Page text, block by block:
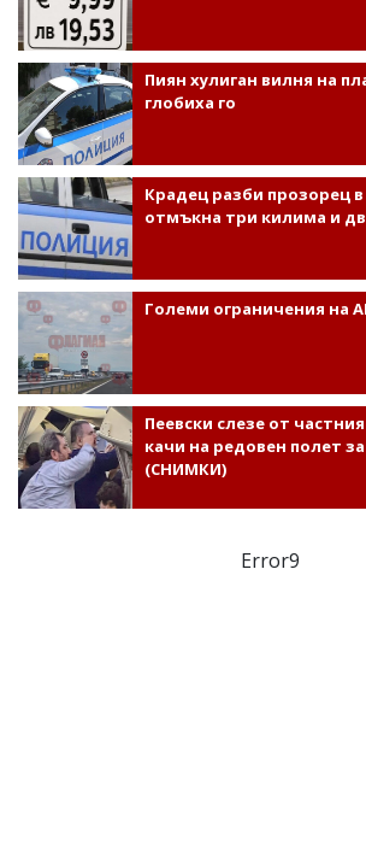
Пиян хулиган вилня на
глобиха го
Крадец разби прозорец
отмъкна три килима и
Големи ограничения на
Пеевски слезе от
качи на редовен полет
(СНИМКИ)
Error9